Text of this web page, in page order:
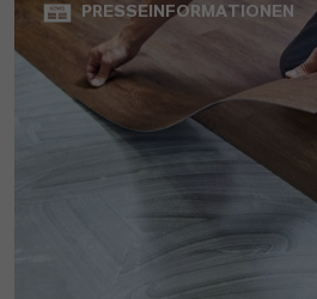
PRESSEINFORMATIONEN